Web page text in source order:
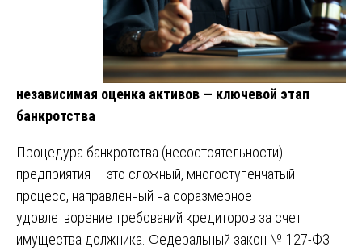
независимая оценка активов — ключевой этап
банкротства
Процедура банкротства (несостоятельности)
предприятия — это сложный, многоступенчатый
процесс, направленный на соразмерное
удовлетворение требований кредиторов за счет
имущества должника. Федеральный закон № 127-ФЗ